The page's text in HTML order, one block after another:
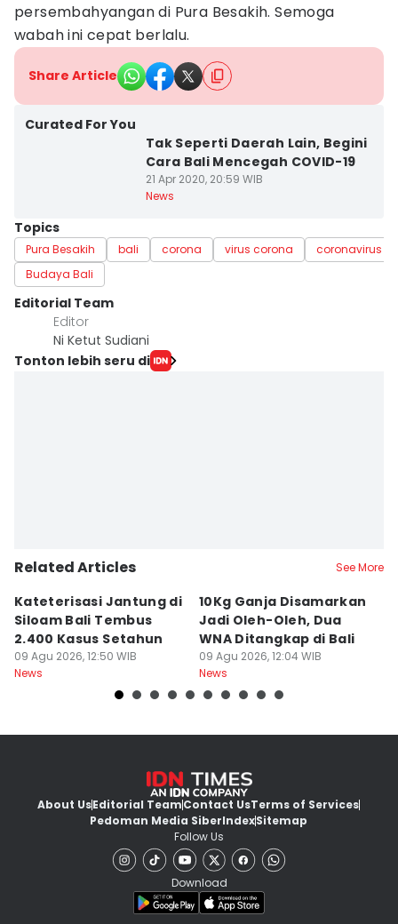
persembahyangan di Pura Besakih. Semoga
wabah ini cepat berlalu.
Share Article
Curated For You
Tak Seperti Daerah Lain, Begini
Cara Bali Mencegah COVID-19
21 Apr 2020, 20:59 WIB
News
Topics
Pura Besakih bali corona virus corona
coronavirus
Budaya Bali
Editorial Team
Editor
Ni Ketut Sudiani
Tonton lebih seru di
Related Articles See More
Kateterisasi Jantung di
Siloam Bali Tembus
2.400 Kasus Setahun
09 Agu 2026, 12:50 WIB
News
10Kg Ganja Disamarkan
Jadi Oleh-Oleh, Dua
WNA Ditangkap di Bali
09 Agu 2026, 12:04 WIB
News
About UsEditorial TeamContact UsTerms of Services
Pedoman Media SiberIndexSitemap
Follow Us
Download